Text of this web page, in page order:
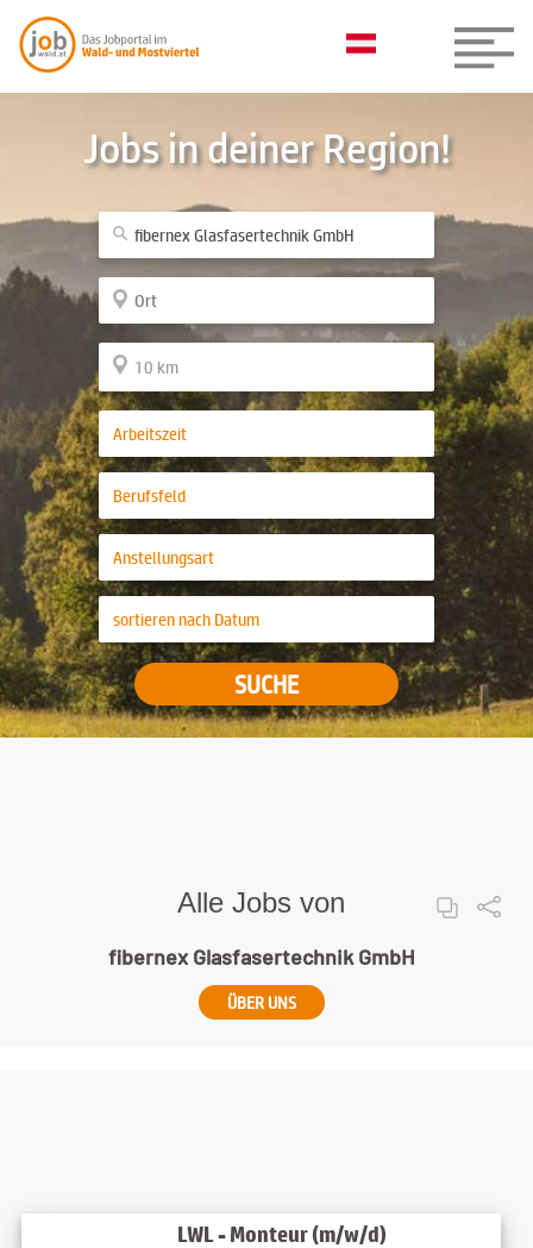
Jobs in deiner Region!
SUCHE
Alle Jobs von
fibernex Glasfasertechnik GmbH
ÜBER UNS
LWL - Monteur (m/w/d)